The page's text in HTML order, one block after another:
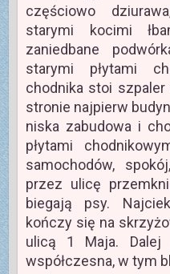
częściowo
starymi kocimi
zaniedbane
starymi płytami
chodnika stoi
stronie najpierw
niska zabudowa i
płytami
samochodów,
przez ulicę
biegają psy.
kończy się na
ulicą 1 Maja. Dalej
współczesna, w tym